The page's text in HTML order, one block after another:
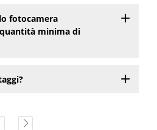
fotocamera
minima di